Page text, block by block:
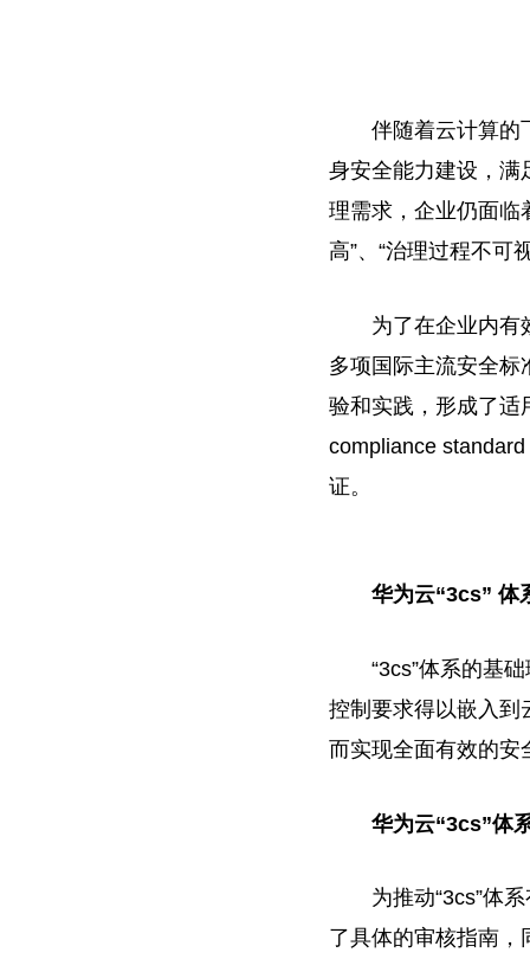
伴随着云计算的
身安全能力建设，满
理需求，企业仍面临
高”、“治理过程不可
为了在企业内有
多项国际主流安全标
验和实践，形成了适
compliance
证。
华为云“3cs” 体
“3cs”体系的基
控制要求得以嵌入到
而实现全面有效的安
华为云“3cs”体
为推动“3cs”体
了具体的审核指南，